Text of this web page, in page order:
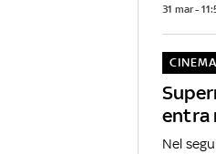
31 mar -
entra
CINEMA
Nel